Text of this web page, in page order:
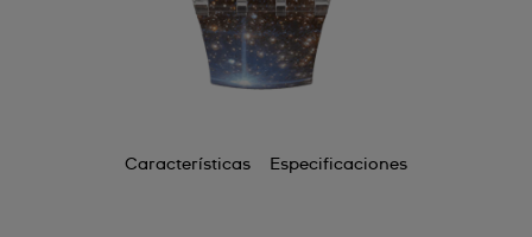
Características Especificaciones